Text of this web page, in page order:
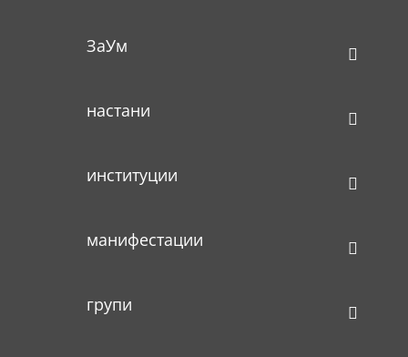
ЗаУм
настани
институции
манифестации
групи